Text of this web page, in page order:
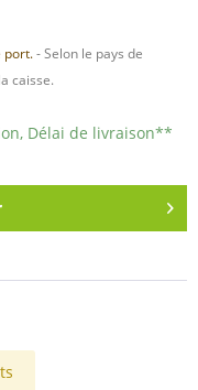
port.- Selon le pays de
caisse.
Délai de livraison**